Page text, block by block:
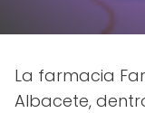
La farmacia
Albacete,